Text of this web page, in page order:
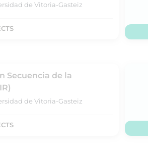
de Vitoria-Gasteiz
Secuencia de la
de Vitoria-Gasteiz